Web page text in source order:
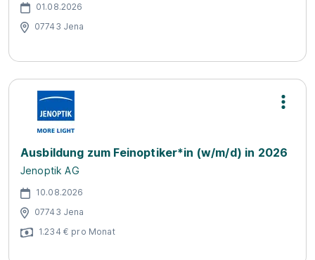
01.08.2026
07743 Jena
Ausbildung zum Feinoptiker*in (w/m/d) in 2026
Jenoptik AG
10.08.2026
07743 Jena
1.234 € pro Monat